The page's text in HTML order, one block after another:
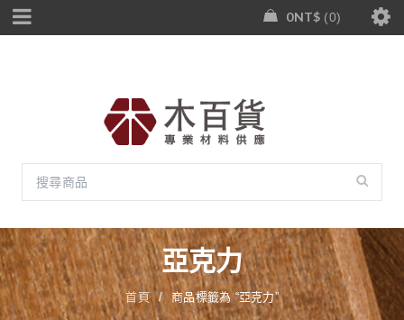
0NT$ 0
亞克力
首頁 / 商品標籤為 “亞克力”